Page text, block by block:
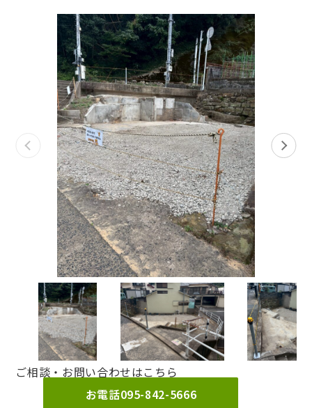
ご相談・お問い合わせはこちら
お電話095-842-5666